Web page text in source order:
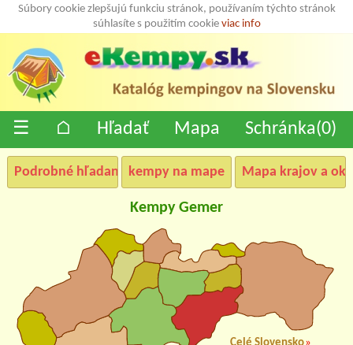
Súbory cookie zlepšujú funkciu stránok, používaním týchto stránok
súhlasíte s použitím cookie viac info
☰ ⌂ Hľadať Mapa Schránka(0)
Podrobné hľadanie kempy na mape Mapa krajov a
Kempy Gemer